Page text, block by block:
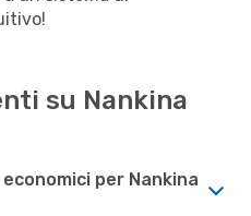
su Nankina
per Nankina